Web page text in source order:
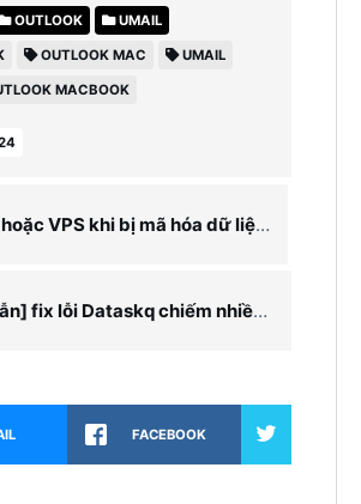
OUTLOOK UMAIL
OUTLOOK MAC UMAIL
MACBOOK
VPS khi bị mã hóa dữ liệu trên OS Windows
[Hướng dẫn] fix lỗi Dataskq chiếm nhiều tài nguyên trên Directadmin
FACEBOOK